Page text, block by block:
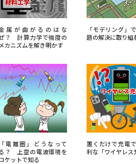
況の確認 テレメール
お支払いサイト
テレメール進学カタログ
訂正のご案内
属が曲がるのはな
？ 計算力学で強度の
メカニズムを解き明かす
「モデリング」
題の解決に取り組
「電離圏」どうなって
？ 上空の電波環境を
ケットで知る
置くだけで充電
利な「ワイヤレス